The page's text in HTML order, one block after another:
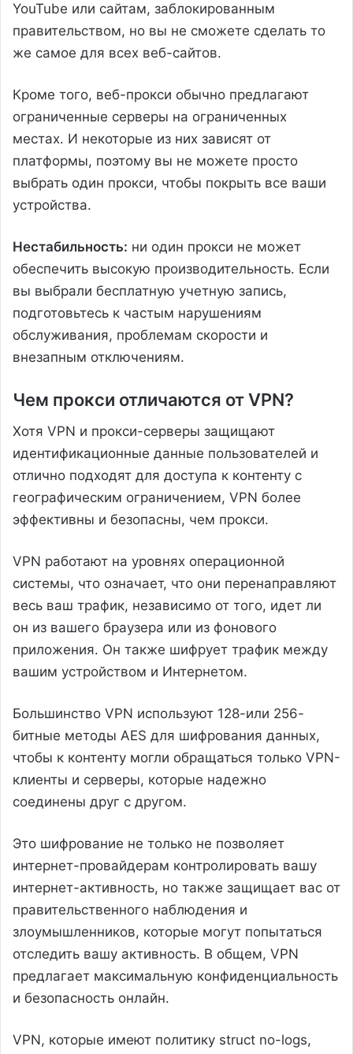
YouTube или сайтам, заблокированным
правительством, но вы не сможете сделать то
же самое для всех веб-сайтов.
Кроме того, веб-прокси обычно предлагают
ограниченные серверы на ограниченных
местах. И некоторые из них зависят от
платформы, поэтому вы не можете просто
выбрать один прокси, чтобы покрыть все ваши
устройства.
Нестабильность: ни один прокси не может
обеспечить высокую производительность. Если
вы выбрали бесплатную учетную запись,
подготовьтесь к частым нарушениям
обслуживания, проблемам скорости и
внезапным отключениям.
Чем прокси отличаются от VPN?
Хотя VPN и прокси-серверы защищают
идентификационные данные пользователей и
отлично подходят для доступа к контенту с
географическим ограничением, VPN более
эффективны и безопасны, чем прокси.
VPN работают на уровнях операционной
системы, что означает, что они перенаправляют
весь ваш трафик, независимо от того, идет ли
он из вашего браузера или из фонового
приложения. Он также шифрует трафик между
вашим устройством и Интернетом.
Большинство VPN используют 128-или 256-
битные методы AES для шифрования данных,
чтобы к контенту могли обращаться только VPN-
клиенты и серверы, которые надежно
соединены друг с другом.
Это шифрование не только не позволяет
интернет-провайдерам контролировать вашу
интернет-активность, но также защищает вас от
правительственного наблюдения и
злоумышленников, которые могут попытаться
отследить вашу активность. В общем, VPN
предлагает максимальную конфиденциальность
и безопасность онлайн.
VPN, которые имеют политику struct no-logs,